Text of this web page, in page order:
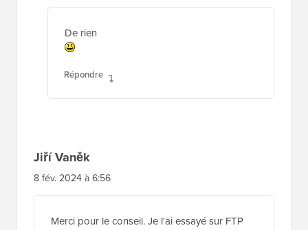
De rien
Répondre
Jiří Vaněk
8 fév. 2024 à 6:56
Merci pour le conseil. Je l'ai essayé sur FTP